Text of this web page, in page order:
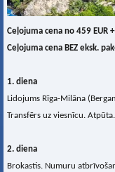
Ceļojuma cena no 459 EUR +
Ceļojuma cena BEZ eksk.
1. diena
Lidojums Rīga-Milāna
Transfērs uz viesnīcu. Atpūta.
2. diena
Brokastis. Numuru